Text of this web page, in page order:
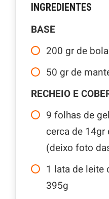
INGREDIENTES
BASE
200 grde
50 gr de
RECHEIO E
9 folhas de
cerca de
(deixo foto
1 lata de leite
395g